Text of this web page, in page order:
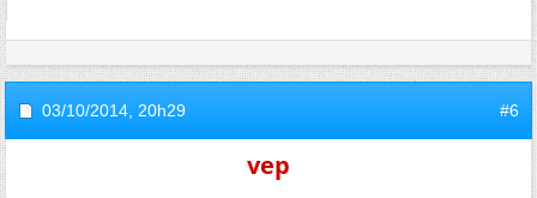
03/10/2014, 20h29 #6
vep